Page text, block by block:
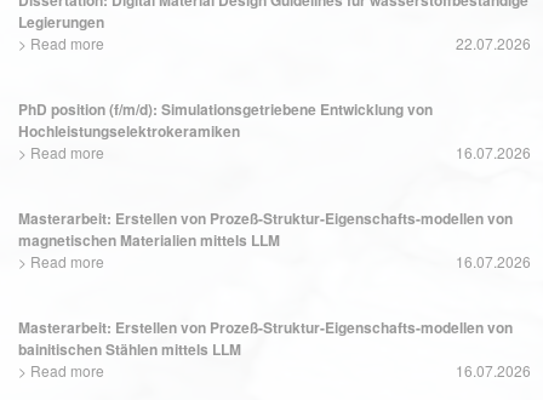
Legierungen
> Read more 22.07.2026
PhD position (f/m/d): Simulationsgetriebene Entwicklung von
Hochleistungselektrokeramiken
> Read more 16.07.2026
Masterarbeit: Erstellen von Prozeß-Struktur-Eigenschafts-modellen von
magnetischen Materialien mittels LLM
> Read more 16.07.2026
Masterarbeit: Erstellen von Prozeß-Struktur-Eigenschafts-modellen von
bainitischen Stählen mittels LLM
> Read more 16.07.2026